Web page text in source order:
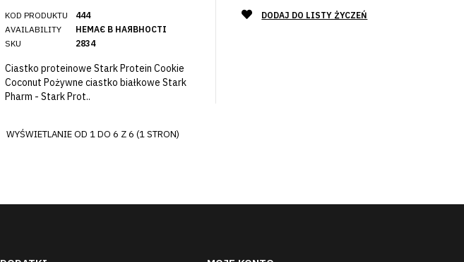
KOD PRODUKTU
AVAILABILITY
SKU
444
НЕМАЄ В НАЯВНОСТІ
2834
Ciastko proteinowe Stark Protein Cookie
Coconut Pożywne ciastko białkowe Stark
Pharm - Stark Prot..
DODAJ DO LISTY ŻYCZEŃ
WYŚWIETLANIE OD 1 DO 6 Z 6 (1 STRON)